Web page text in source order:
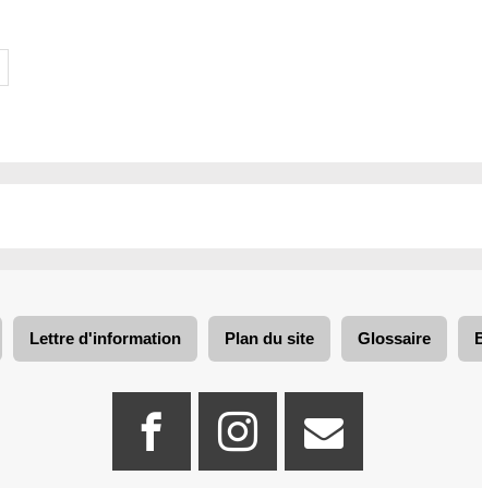
Lettre d'information Plan du site Glossaire